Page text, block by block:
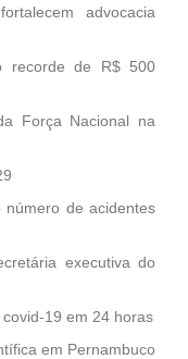
advocacia
recorde de R$ 500
Força Nacional na
de acidentes
executiva do
19 em 24 horas
em Pernambuco